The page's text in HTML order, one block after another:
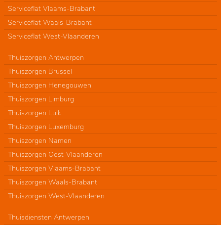
Serviceflat Vlaams-Brabant
Serviceflat Waals-Brabant
Serviceflat West-Vlaanderen
Thuiszorgen Antwerpen
Thuiszorgen Brussel
Thuiszorgen Henegouwen
Thuiszorgen Limburg
Thuiszorgen Luik
Thuiszorgen Luxemburg
Thuiszorgen Namen
Thuiszorgen Oost-Vlaanderen
Thuiszorgen Vlaams-Brabant
Thuiszorgen Waals-Brabant
Thuiszorgen West-Vlaanderen
Thuisdiensten Antwerpen